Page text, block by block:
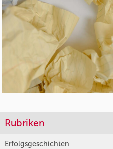
Rubriken
Erfolgsgeschichten